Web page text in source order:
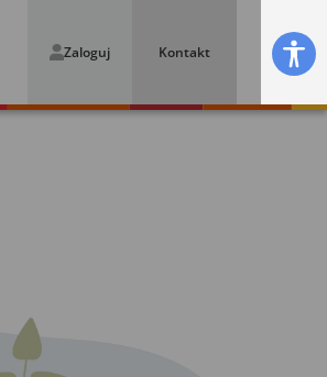
Zaloguj Kontakt